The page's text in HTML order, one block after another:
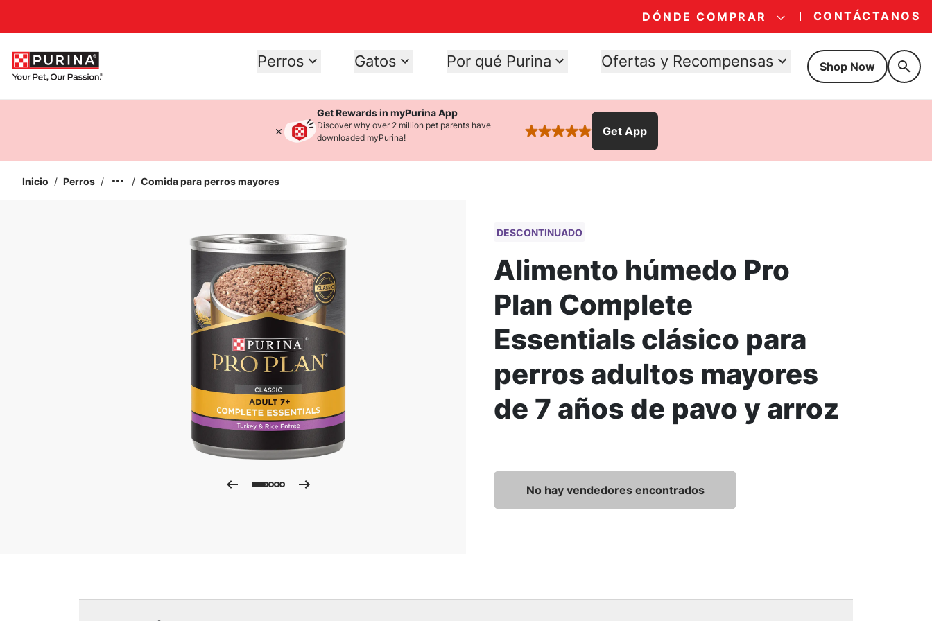
DÓNDE COMPRAR CONTÁCTANOS
Perros Gatos Por qué Purina Ofertas y Recompensas Shop Now
Get Rewards in myPurina App
Discover why over 2 million pet parents have
downloaded myPurina!
rated 4.9 stars
Get App
Inicio / Perros / / Comida para perros mayores
Ampliar la Imagen
DESCONTINUADO
Alimento húmedo Pro
Plan Complete
Essentials clásico para
perros adultos mayores
de 7 años de pavo y arroz
Alimento húmedo Pro Plan Complete Essentials clásico para perros adultos
No hay vendedores encontrados